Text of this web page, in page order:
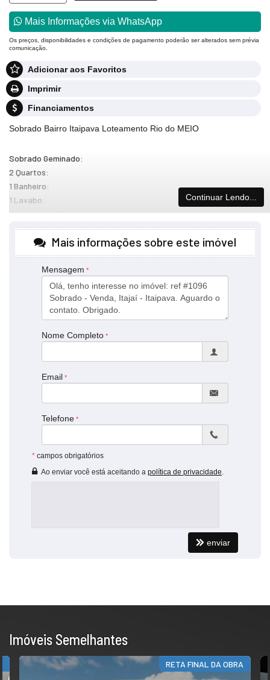
Mais Informações via WhatsApp
Os preços, disponibilidades e condições de pagamento poderão ser alterados sem prévia
comunicação.
Adicionar aos Favoritos
Imprimir
Financiamentos
Sobrado Bairro Itaipava Loteamento Rio do MEIO
Sobrado Geminado:
2 Quartos:
1 Banheiro:
1 Lavabo:
Sala cozinha Conjugada:
Lavanderia interna:
Instalações ar Split:
PISO CERÂMICO RETIFICADO 88 X 88 CM:
1 vaga de garagem descoberta:
Quintal-área livre 24,56 m:
localização -ITAIPAVA-RIO DO MEIO:
aceita Financiamento:
Área de Serviço
Continuar Lendo...
Mais informações sobre este imóvel
Mensagem
Nome Completo
Email
Telefone
* campos obrigatórios
Ao enviar você está aceitando a política de privacidade
enviar
Imóveis Semelhantes
RETA FINAL DA OBRA